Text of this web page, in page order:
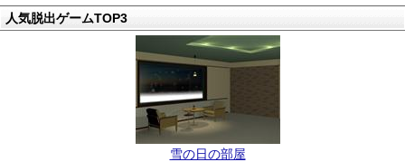
人気脱出ゲームTOP3
雪の日の部屋